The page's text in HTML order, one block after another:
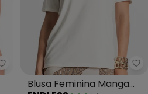
Bimini - Blusa Listrada (Bege)
Blusa Feminina Manga